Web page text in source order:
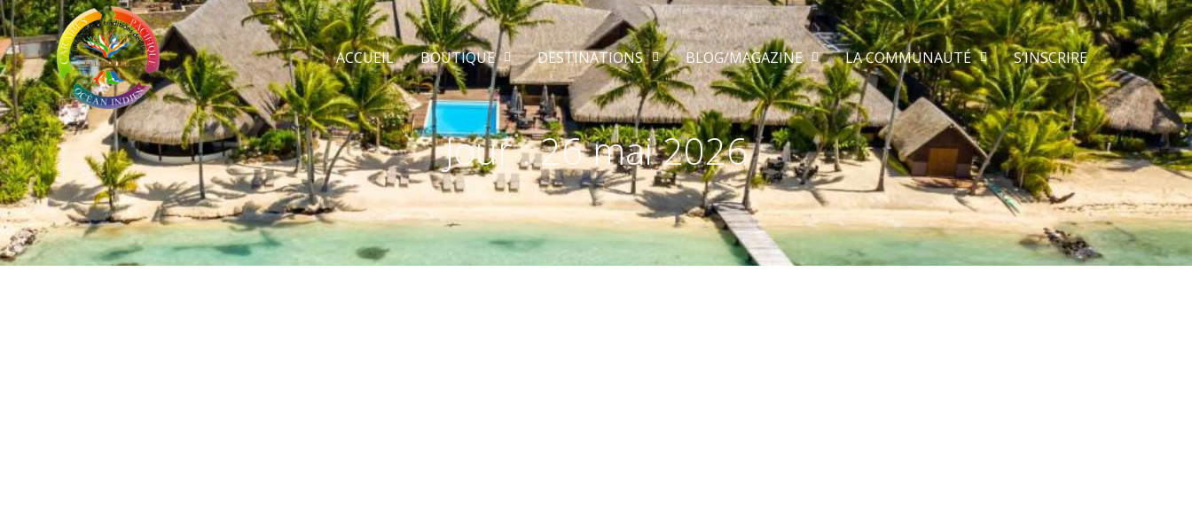
ACCUEIL BOUTIQUE DESTINATIONS BLOG/MAGAZINE LA COMMUNAUTÉ S’INSCRIRE
Jour :26 mai 2026